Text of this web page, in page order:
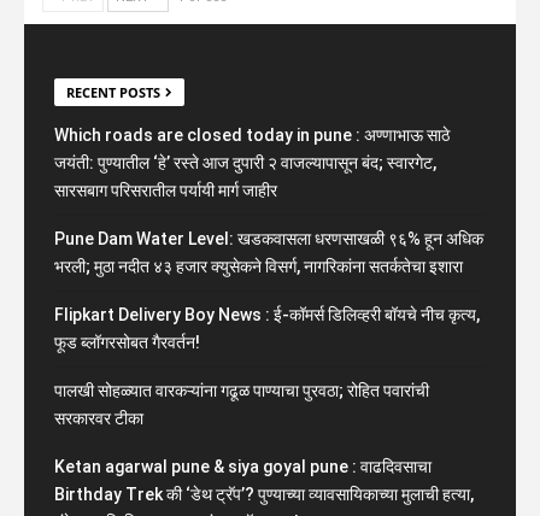
RECENT POSTS
Which roads are closed today in pune : अण्णाभाऊ साठे
जयंती: पुण्यातील ‘हे’ रस्ते आज दुपारी २ वाजल्यापासून बंद; स्वारगेट,
सारसबाग परिसरातील पर्यायी मार्ग जाहीर
Pune Dam Water Level: खडकवासला धरणसाखळी ९६% हून अधिक
भरली; मुठा नदीत ४३ हजार क्युसेकने विसर्ग, नागरिकांना सतर्कतेचा इशारा
Flipkart Delivery Boy News : ई-कॉमर्स डिलिव्हरी बॉयचे नीच कृत्य,
फूड ब्लॉगरसोबत गैरवर्तन!
पालखी सोहळ्यात वारकऱ्यांना गढूळ पाण्याचा पुरवठा; रोहित पवारांची
सरकारवर टीका
Ketan agarwal pune & siya goyal pune : वाढदिवसाचा
Birthday Trek की ‘डेथ ट्रॅप’? पुण्याच्या व्यावसायिकाच्या मुलाची हत्या,